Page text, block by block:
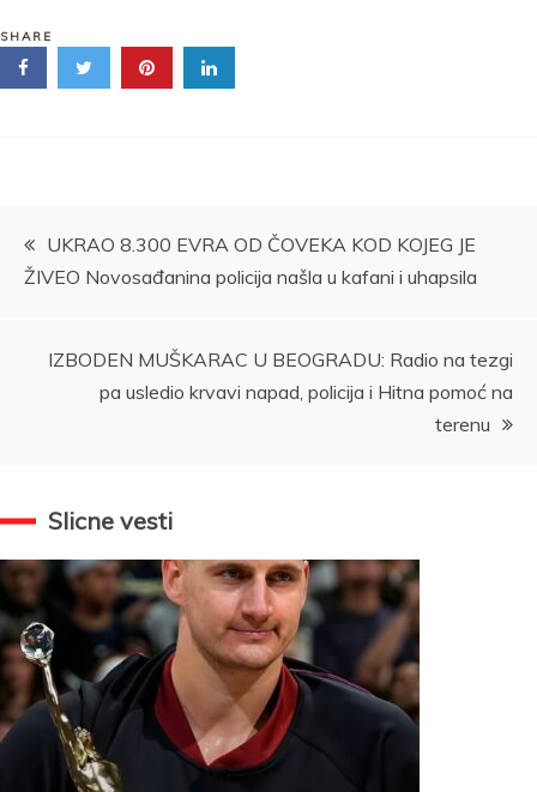
SHARE
Kretanje
UKRAO 8.300 EVRA OD ČOVEKA KOD KOJEG JE
ŽIVEO Novosađanina policija našla u kafani i uhapsila
IZBODEN MUŠKARAC U BEOGRADU: Radio na tezgi
pa usledio krvavi napad, policija i Hitna pomoć na
terenu
Slicne vesti